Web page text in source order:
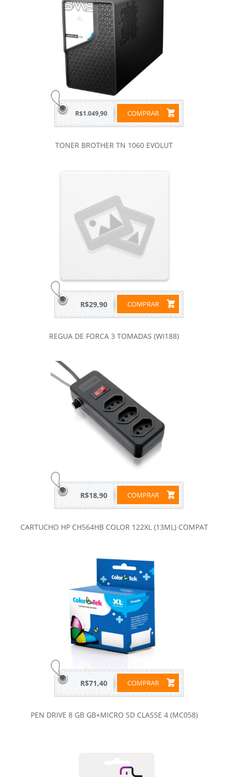
COMPRAR
R$1.049,90
TONER BROTHER TN 1060 EVOLUT
COMPRAR
R$29,90
REGUA DE FORCA 3 TOMADAS (WI188)
COMPRAR
R$18,90
CARTUCHO HP CH564HB COLOR 122XL (13ML) COMPAT
COMPRAR
R$71,40
PEN DRIVE 8 GB GB+MICRO SD CLASSE 4 (MC058)